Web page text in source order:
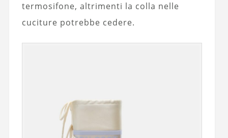
termosifone, altrimenti la colla nelle
cuciture potrebbe cedere.